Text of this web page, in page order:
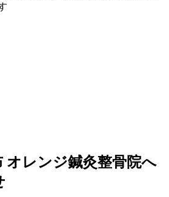
オレンジ鍼灸整骨院へ